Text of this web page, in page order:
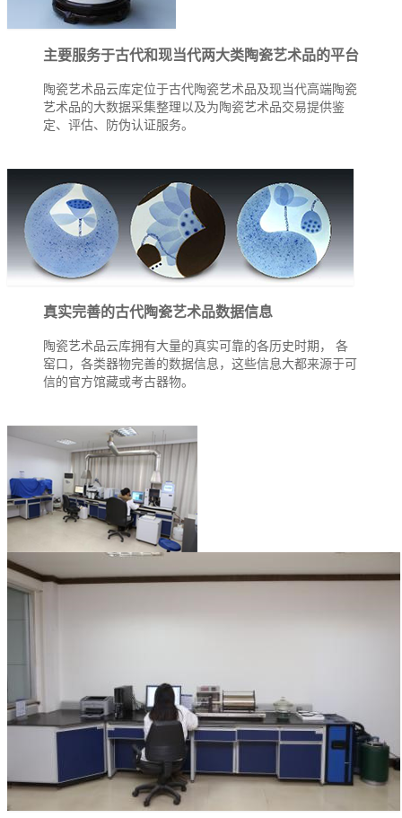
主要服务于古代和现当代两大类陶瓷艺术品的平台
陶瓷艺术品云库定位于古代陶瓷艺术品及现当代高端陶瓷
艺术品的大数据采集整理以及为陶瓷艺术品交易提供鉴
定、评估、防伪认证服务。
真实完善的古代陶瓷艺术品数据信息
陶瓷艺术品云库拥有大量的真实可靠的各历史时期， 各
窑口，各类器物完善的数据信息，这些信息大都来源于可
信的官方馆藏或考古器物。